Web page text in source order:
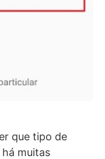
que tipo de
muitas